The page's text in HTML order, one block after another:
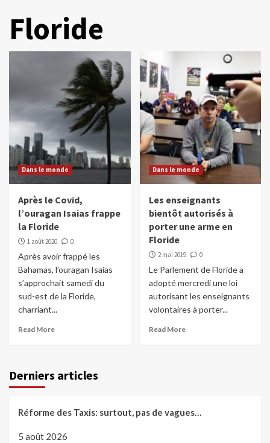
Floride
Dans le monde
Après le Covid,
l’ouragan Isaias frappe
la Floride
1 août 2020 0
Après avoir frappé les
Bahamas, l’ouragan Isaias
s’approchait samedi du
sud-est de la Floride,
charriant...
Read More
Dans le monde
Les enseignants
bientôt autorisés à
porter une arme en
Floride
2 mai 2019 0
Le Parlement de Floride a
adopté mercredi une loi
autorisant les enseignants
volontaires à porter...
Read More
Derniers articles
Réforme des Taxis: surtout, pas de vagues…
5 août 2026